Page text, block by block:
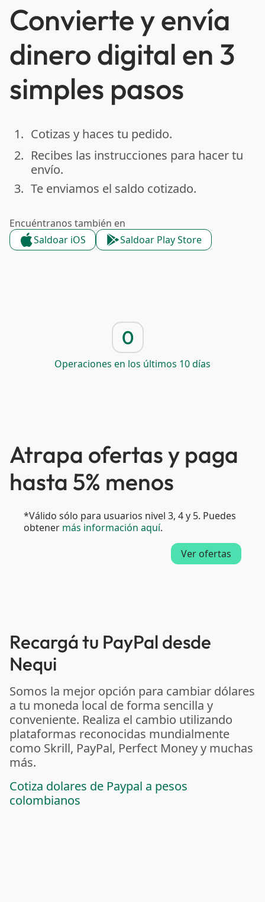
Convierte y envía
dinero digital en 3
simples pasos
done
1. Cotizas y haces tu pedido.
done
2. Recibes las instrucciones para hacer tu
envío.
done
3. Te enviamos el saldo cotizado.
Encuéntranos también en
Saldoar iOS
Saldoar Play Store
0
Operaciones en los últimos 10 días
Atrapa ofertas y paga
hasta 5% menos
*Válido sólo para usuarios nivel 3, 4 y 5. Puedes
obtener más información aquí.
Ver ofertas
Recargá tu PayPal desde
Nequi
Somos la mejor opción para cambiar dólares
a tu moneda local de forma sencilla y
conveniente. Realiza el cambio utilizando
plataformas reconocidas mundialmente
como Skrill, PayPal, Perfect Money y muchas
más.
Cotiza dolares de Paypal a pesos
colombianos